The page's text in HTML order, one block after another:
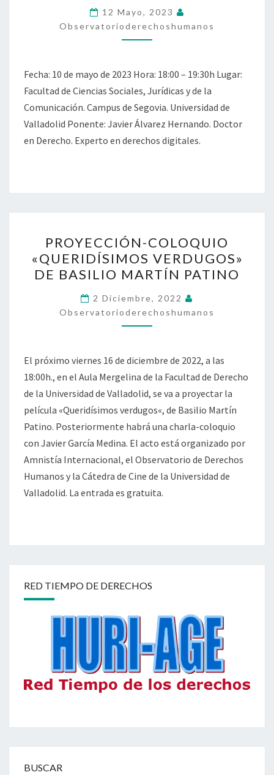
DIGITAL:
REGULACIÓN
Y
ACTUALES
12 Mayo, 2023
Observatorioderechoshumanos
Fecha: 10 de mayo de 2023 Hora: 18:00 – 19:30h Lugar:
Facultad de Ciencias Sociales, Jurídicas y de la
Comunicación. Campus de Segovia. Universidad de
Valladolid Ponente: Javier Álvarez Hernando. Doctor
en Derecho. Experto en derechos digitales.
COLOQUIO
«QUERIDÍSIMOS
VERDUGOS»
DE
BASILIO
MARTÍN
PROYECCIÓN-COLOQUIO
«QUERIDÍSIMOS VERDUGOS»
DE BASILIO MARTÍN PATINO
2 Diciembre, 2022
Observatorioderechoshumanos
El próximo viernes 16 de diciembre de 2022, a las
18:00h., en el Aula Mergelina de la Facultad de Derecho
de la Universidad de Valladolid, se va a proyectar la
película «Queridísimos verdugos«, de Basilio Martín
Patino. Posteriormente habrá una charla-coloquio
con Javier García Medina. El acto está organizado por
Amnistía Internacional, el Observatorio de Derechos
Humanos y la Cátedra de Cine de la Universidad de
Valladolid. La entrada es gratuita.
RED TIEMPO DE DERECHOS
BUSCAR